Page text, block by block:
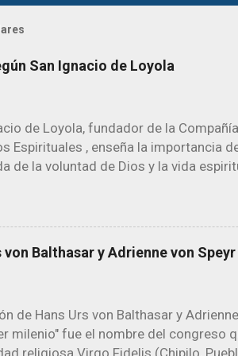
San Ignacio de Loyola
de Loyola, fundador de la
Espirituales , enseña la importancia
de la voluntad de Dios y la vida
los Ejercicios Espirituales, San
para ayudar a la persona
y el ruido del mundo y se
Al dejar de lado las
uno puede enfocarse en lo esencial:
von Balthasar y Adrienne von Speyr
de Hans Urs von Balthasar y
milenio" fue el nombre del congreso
religiosa Virgo Fidelis (Chipilo,